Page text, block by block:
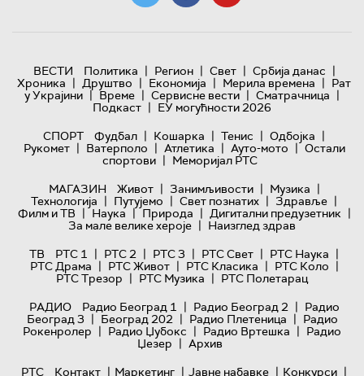
ВЕСТИ Политика | Регион | Свет | Србија данас |
Хроника | Друштво | Економија | Мерила времена | Рат
у Украјини | Време | Сервисне вести | Сматрачница |
Подкаст | ЕУ могућности 2026
СПОРТ
Фудбал | Кошарка | Тенис | Одбојка |
Рукомет | Ватерполо | Атлетика | Ауто-мото | Остали
спортови | Меморијал РТС
МАГАЗИН
Живот | Занимљивости | Музика |
Технологијa | Путујемо | Свет познатих | Здравље |
Филм и ТВ | Наука | Природа | Дигитални предузетник |
За мале велике хероје | Наизглед здрав
ТВ
РТС 1 | РТС 2 | РТС 3 | РТС Свет | РТС Наука |
РТС Драма | РТС Живот | РТС Класика | РТС Коло |
РТС Трезор | РТС Музика | РТС Полетарац
РАДИО
Радио Београд 1 | Радио Београд 2 | Радио
Београд 3 | Београд 202 | Радио Плетеница | Радио
Рокенролер | Радио Џубокс | Радио Вртешка | Радио
Џезер | Архив
РТС
Контакт | Маркетинг | Јавне набавке | Конкурси |